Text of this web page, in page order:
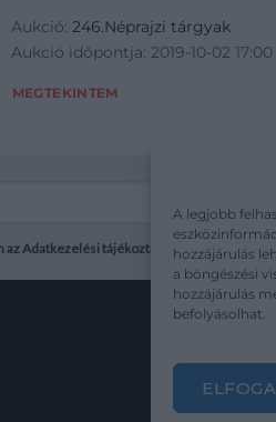
A legjobb
hozzájárulás
a böngészési
hozzájárulás
befolyásolhat.
Aukció: 246.Néprajzi tárgyak
Aukció időpontja: 2019-10-02 17:00
MEGTEKINTEM
az Adatkezelési tájékoztatót: mutargy.com/